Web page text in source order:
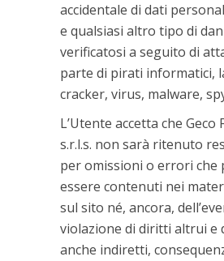
accidentale di dati
e qualsiasi altro tipo di
verificatosi a seguito di
parte di pirati informatici,
cracker, virus, malware,
L’Utente accetta che Geco
s.r.l.s. non sarà ritenuto
per omissioni o errori che
essere contenuti nei
sul sito né, ancora,
violazione di diritti altrui e
anche indiretti,